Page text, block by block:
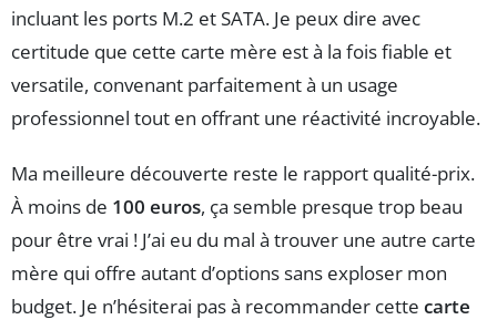
incluant les ports M.2 et SATA. Je peux dire avec
certitude que cette carte mère est à la fois fiable et
versatile, convenant parfaitement à un usage
professionnel tout en offrant une réactivité incroyable.
Ma meilleure découverte reste le rapport qualité-prix.
À moins de 100 euros, ça semble presque trop beau
pour être vrai ! J’ai eu du mal à trouver une autre carte
mère qui offre autant d’options sans exploser mon
budget. Je n’hésiterai pas à recommander cette carte